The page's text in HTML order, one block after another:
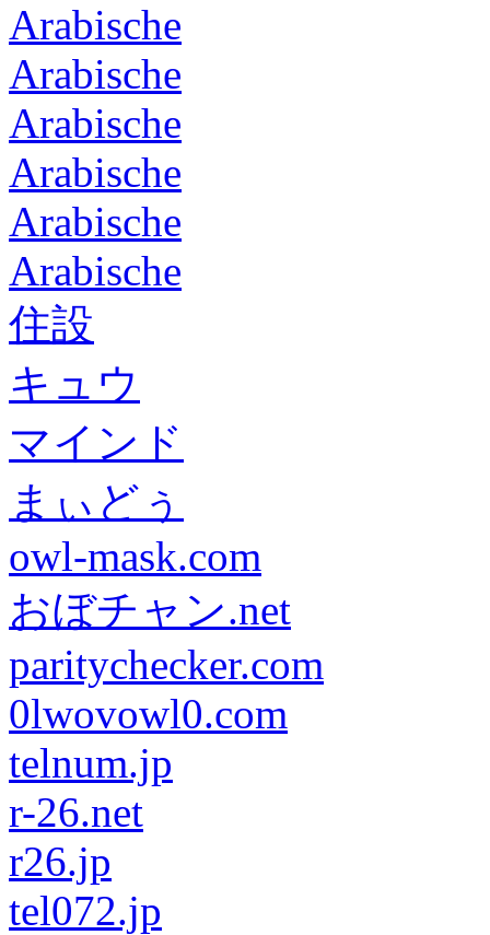
Arabische
Arabische
Arabische
Arabische
Arabische
Arabische
住設
キュウ
マインド
まぃどぅ
owl-mask.com
おぼチャン.net
paritychecker.com
0lwovowl0.com
telnum.jp
r-26.net
r26.jp
tel072.jp